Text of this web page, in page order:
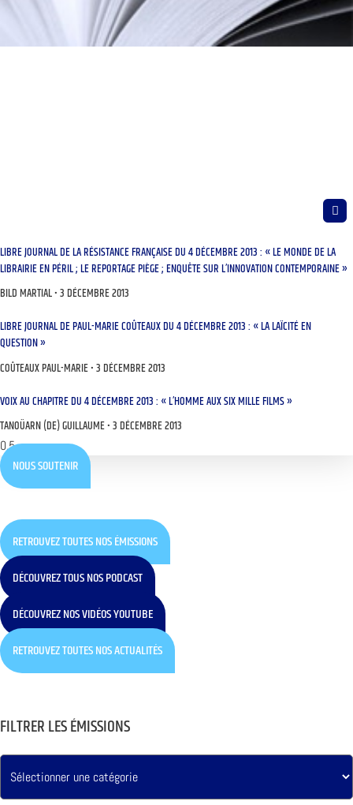
LIBRE JOURNAL DE LA RÉSISTANCE FRANÇAISE DU 4 DÉCEMBRE 2013 : « LE MONDE DE LA
LIBRAIRIE EN PÉRIL ; LE REPORTAGE PIÈGE ; ENQUÊTE SUR L’INNOVATION CONTEMPORAINE »
BILD MARTIAL 3 DÉCEMBRE 2013
LIBRE JOURNAL DE PAUL-MARIE COÛTEAUX DU 4 DÉCEMBRE 2013 : « LA LAÏCITÉ EN
QUESTION »
COÛTEAUX PAUL-MARIE 3 DÉCEMBRE 2013
VOIX AU CHAPITRE DU 4 DÉCEMBRE 2013 : « L’HOMME AUX SIX MILLE FILMS »
TANOÜARN (DE) GUILLAUME 3 DÉCEMBRE 2013
NOUS SOUTENIR
RETROUVEZ TOUTES NOS ÉMISSIONS
DÉCOUVREZ TOUS NOS PODCAST
DÉCOUVREZ NOS VIDÉOS YOUTUBE
RETROUVEZ TOUTES NOS ACTUALITÉS
FILTRER LES ÉMISSIONS